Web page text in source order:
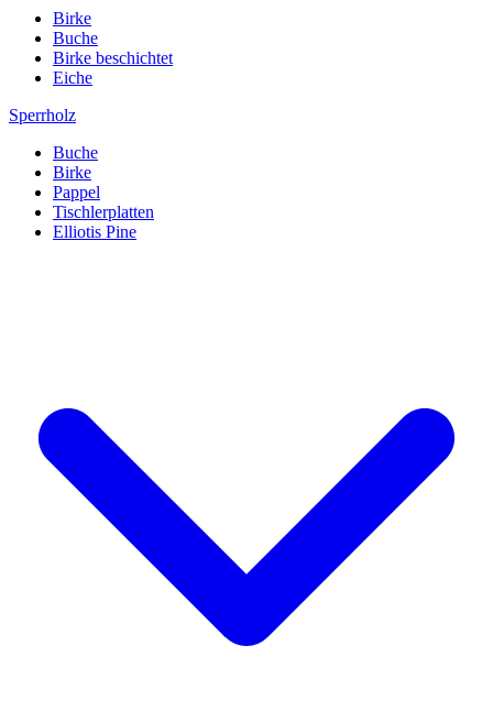
Birke
Buche
Birke beschichtet
Eiche
Sperrholz
Buche
Birke
Pappel
Tischlerplatten
Elliotis Pine